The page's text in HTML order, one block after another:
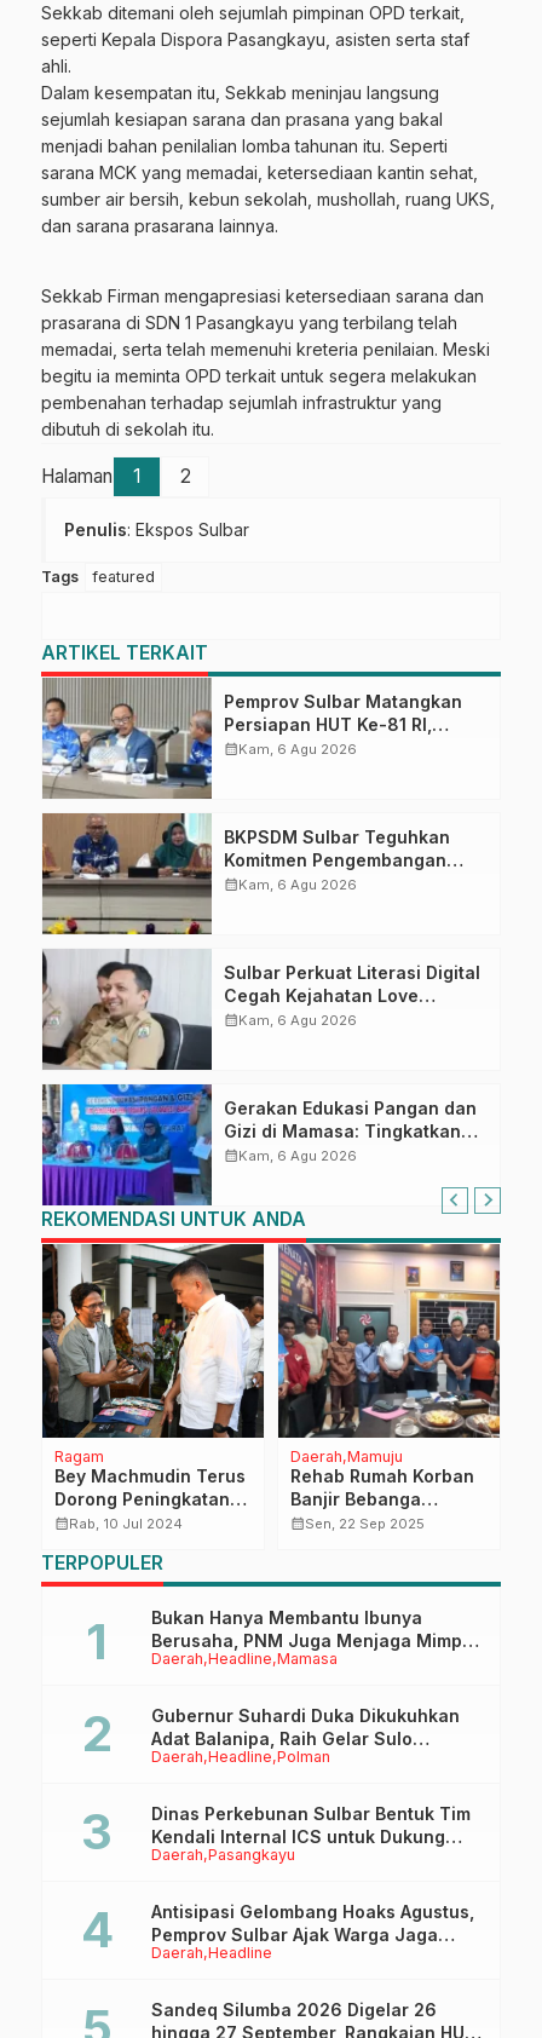
Sekkab ditemani oleh sejumlah pimpinan OPD terkait,
seperti Kepala Dispora Pasangkayu, asisten serta staf
ahli.
Dalam kesempatan itu, Sekkab meninjau langsung
sejumlah kesiapan sarana dan prasana yang bakal
menjadi bahan penilalian lomba tahunan itu. Seperti
sarana MCK yang memadai, ketersediaan kantin sehat,
sumber air bersih, kebun sekolah, mushollah, ruang UKS,
dan sarana prasarana lainnya.
Sekkab Firman mengapresiasi ketersediaan sarana dan
prasarana di SDN 1 Pasangkayu yang terbilang telah
memadai, serta telah memenuhi kreteria penilaian. Meski
begitu ia meminta OPD terkait untuk segera melakukan
pembenahan terhadap sejumlah infrastruktur yang
dibutuh di sekolah itu.
Halaman 1 2
Penulis: Ekspos Sulbar
Tags featured
ARTIKEL TERKAIT
Pemprov Sulbar Matangkan
Persiapan HUT Ke-81 RI,
Puncak Upacara di Lapangan
calendar_monthKam, 6 Agu 2026
BKPSDM Sulbar Teguhkan
Komitmen Pengembangan
Kompetensi ASN melalui
calendar_monthKam, 6 Agu 2026
Sulbar Perkuat Literasi Digital
Cegah Kejahatan Love
Scamming
calendar_monthKam, 6 Agu 2026
Gerakan Edukasi Pangan dan
Gizi di Mamasa: Tingkatkan
Pengetahuan dan
calendar_monthKam, 6 Agu 2026
REKOMENDASI UNTUK ANDA
Ragam
Bey Machmudin Terus
Dorong Peningkatan
Volume Ekspor Kopi
calendar_monthRab, 10 Jul 2024
Daerah Mamuju
Rehab Rumah Korban
Banjir Bebanga
Segera Dimulai,
Pengelolaan
Swakelola
calendar_monthSen, 22 Sep 2025
TERPOPULER
Daerah Headline Mamasa
Bukan Hanya Membantu Ibunya
Berusaha, PNM Juga Menjaga Mimpi
Anaknya Untuk Menggapai Cita-Cita
Daerah Headline Polman
Gubernur Suhardi Duka Dikukuhkan
Adat Balanipa, Raih Gelar Sulo
Tappidena
Daerah Pasangkayu
Dinas Perkebunan Sulbar Bentuk Tim
Kendali Internal ICS untuk Dukung
Sertifikasi ISPO Pekebun di
Daerah Headline
Antisipasi Gelombang Hoaks Agustus,
Pemprov Sulbar Ajak Warga Jaga
Ruang Digital
Sandeq Silumba 2026 Digelar 26
hingga 27 September, Rangkaian HUT